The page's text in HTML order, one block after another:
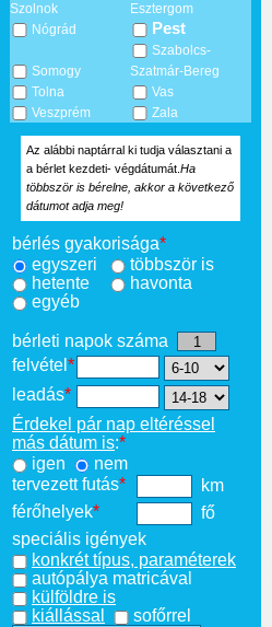
Szolnok
Esztergom
Nógrád
Pest
Somogy
Szabolcs-
Szatmár-Bereg
Tolna
Vas
Veszprém
Zala
Az alábbi naptárral ki tudja választani a
a bérlet kezdeti- végdátumát. Ha
többször is bérelne, akkor a következő
dátumot adja meg!
bérlés gyakorisága*
egyszeri
többször is
hetente
havonta
egyéb
bérleti napok száma
felvétel *
leadás*
Érdekel pár nap eltéréssel
más dátum is:*
igen
nem
tervezett futás*
km
férőhelyek*
fő
speciális igények
konkrét típus, paraméterek
autópálya matricával
külföldre is
kiállással
sofőrrel